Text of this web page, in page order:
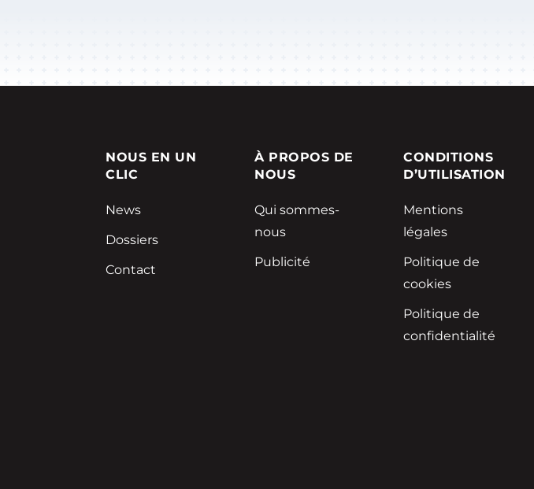
NOUS EN UN
CLIC
News
Dossiers
Contact
À PROPOS DE
NOUS
Qui sommes-
nous
Publicité
CONDITIONS
D’UTILISATION
Mentions
légales
Politique de
cookies
Politique de
confidentialité